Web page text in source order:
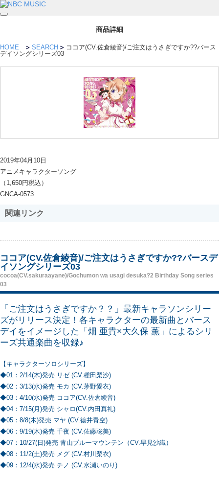
商品詳細
HOME SEARCH
ココア(CV.佐倉綾音)/ご注文はうさぎですか??バース
デイソングシリーズ03
2019年04月10日
アニメキャラクターソング
（1,650円税込）
GNCA-0573
関連リンク
ココア(CV.佐倉綾音)/ご注文はうさぎですか??バースデ
イソングシリーズ03
cocoa(CV.sakuraayane)/Gochumon wa usagi desuka?2 Birthday Song series
03
「ご注文はうさぎですか？？」最新キャラソンシリー
ズがリリース決定！各キャラクターの最新曲とバース
デイをイメージした「畑 亜貴×大久保 薫」によるシリ
ーズ共通楽曲を収録♪
【キャラクターソロシリーズ】
◆01：2/14(木)発売 リゼ (CV.種田梨沙)
◆02：3/13(水)発売 モカ (CV.茅野愛衣)
◆03：4/10(水)発売 ココア(CV.佐倉綾音)
◆04：7/15(月)発売 シャロ(CV.内田真礼)
◆05：8/8(木)発売 マヤ (CV.徳井青空)
◆06：9/19(木)発売 千夜 (CV.佐藤聡美)
◆07：10/27(日)発売 青山ブルーマウンテン（CV.早見沙織）
◆08：11/2(土)発売 メグ (CV.村川梨衣)
◆09：12/4(水)発売 チノ (CV.水瀬いのり)